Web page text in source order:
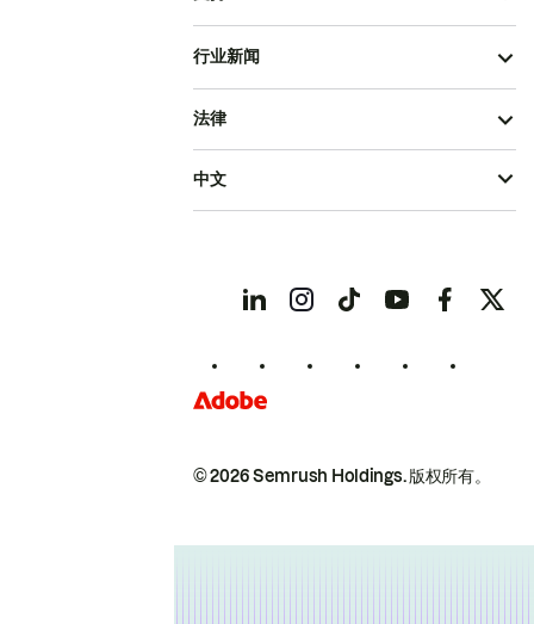
行业新闻
© 2026 Semrush Holdings.版权所有。
法律
中文